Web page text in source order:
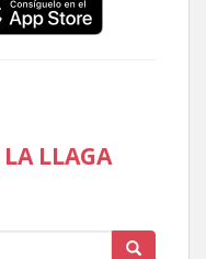
LLAGA